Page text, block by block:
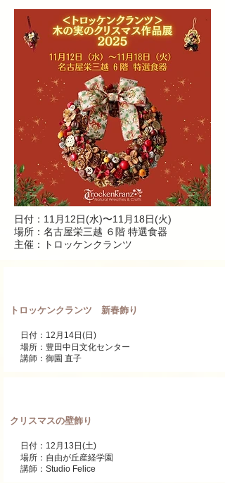
日付：11月12日(水)〜11月18日(火)
場所： 名古屋栄三越 ６階 特選食器
主催：トロッケンクランツ
トロッケンクランツ 新春飾り
日付：12月14日(日)
場所：豊田中日文化センター
講師：御園 直子
クリスマスの壁飾り
日付：12月13日(土)
場所：自由が丘産経学園​
講師：Studio Felice